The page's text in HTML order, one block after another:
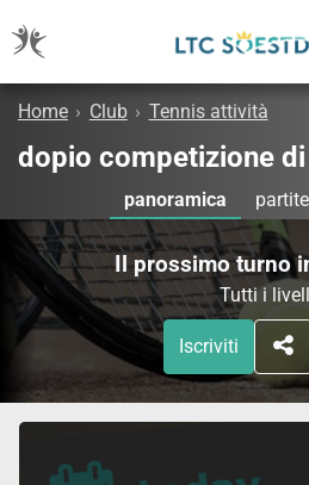
Home › Club › Tennis attività
dopio competizione
panoramica partite
Il prossimo turno
Tutti i
Iscriviti